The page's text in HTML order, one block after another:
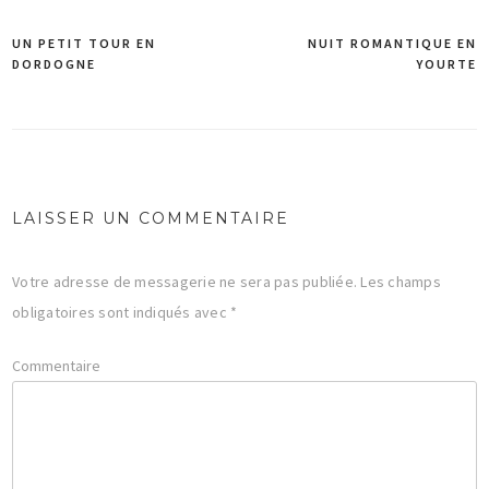
Navigation
NUIT ROMANTIQUE EN
YOURTE
UN PETIT TOUR EN
DORDOGNE
LAISSER UN COMMENTAIRE
Votre adresse de messagerie ne sera pas publiée. Les champs
obligatoires sont indiqués avec *
Commentaire